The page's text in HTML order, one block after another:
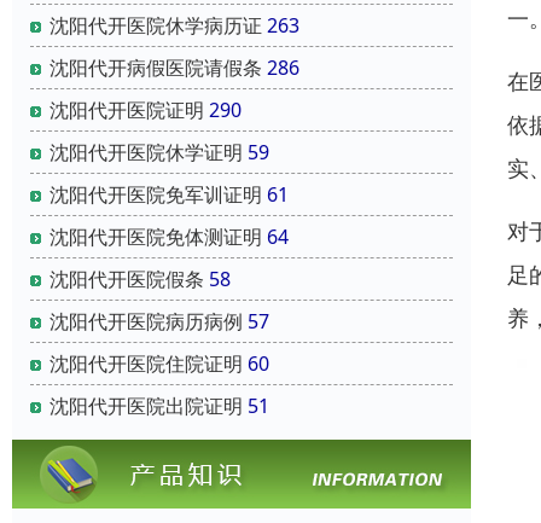
沈阳代开医院休学病历证 263
沈阳代开病假医院请假条 286
沈阳代开医院证明 290
沈阳代开医院休学证明 59
沈阳代开医院免军训证明 61
沈阳代开医院免体测证明 64
沈阳代开医院假条 58
沈阳代开医院病历病例 57
沈阳代开医院住院证明 60
沈阳代开医院出院证明 51
一
在
依
实
对
足
养